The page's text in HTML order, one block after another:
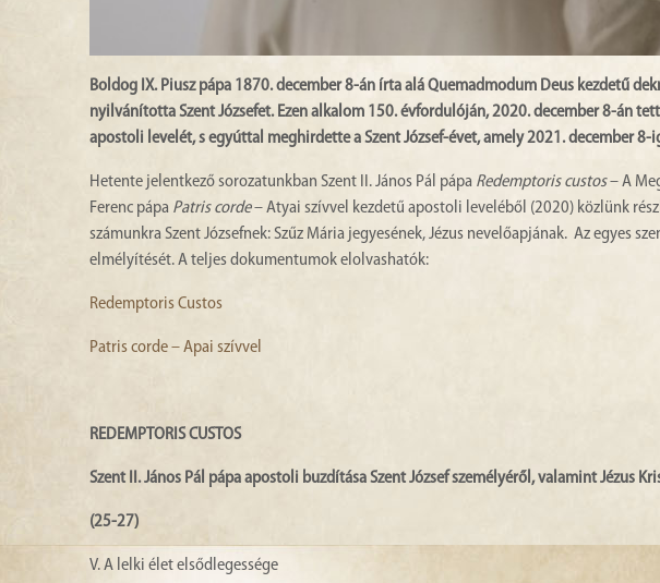
Boldog IX. Piusz pápa 1870. december 8-án írta alá Quemadmodum Deus kezdetű
nyilvánította Szent Józsefet.Ezen alkalom 150. évfordulóján, 2020. december 8-án
apostoli levelét, s egyúttal meghirdette a Szent József-évet, amely 2021. december 8-
Hetente jelentkező sorozatunkban Szent II. János Pál pápa Redemptoris custos– A
Ferenc pápa Patris corde– Atyai szívvel kezdetű apostoli leveléből (2020) közlünk
számunkra Szent Józsefnek: Szűz Mária jegyesének, Jézus nevelőapjának. Az egyes
elmélyítését. A teljes dokumentumok elolvashatók:
Redemptoris Custos
Patris corde – Apai szívvel
REDEMPTORIS CUSTOS
Szent II. János Pál pápa apostoli buzdítása Szent József személyéről, valamint Jézus
(25-27)
V. A lelki élet elsődlegessége